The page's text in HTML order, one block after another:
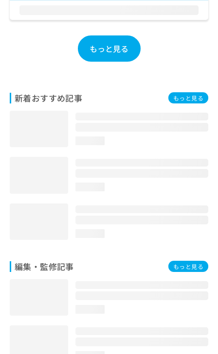
もっと見る
新着おすすめ記事 もっと見る
編集・監修記事 もっと見る
ら